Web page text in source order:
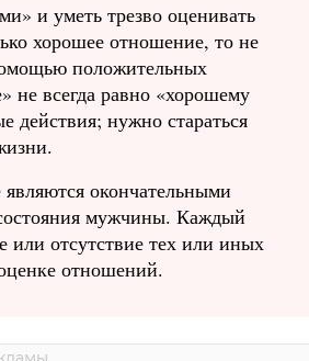
и уметь трезво оценивать
хорошее отношение, то не
положительных
всегда равно «хорошему
действия; нужно стараться
окончательными
мужчины. Каждый
или отсутствие тех или иных
отношений.